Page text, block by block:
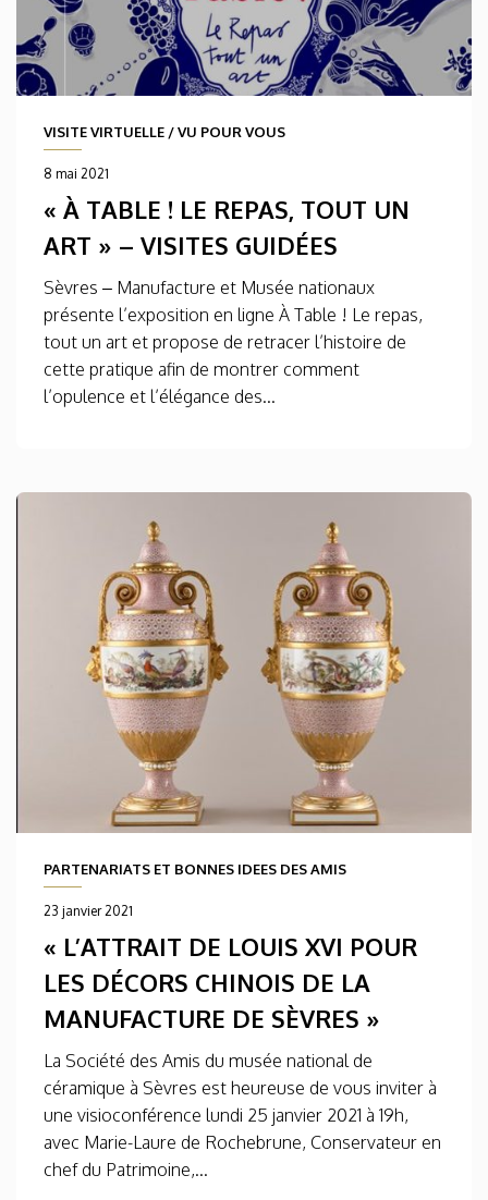
VISITE VIRTUELLE /VU POUR VOUS
8 mai 2021
« À TABLE ! LE REPAS, TOUT UN
ART » – VISITES GUIDÉES
Sèvres – Manufacture et Musée nationaux
présente l’exposition en ligne À Table ! Le repas,
tout un art et propose de retracer l’histoire de
cette pratique afin de montrer comment
l’opulence et l’élégance des...
PARTENARIATS ET BONNES IDEES DES AMIS
23 janvier 2021
« L’ATTRAIT DE LOUIS XVI POUR
LES DÉCORS CHINOIS DE LA
MANUFACTURE DE SÈVRES »
La Société des Amis du musée national de
céramique à Sèvres est heureuse de vous inviter à
une visioconférence lundi 25 janvier 2021 à 19h,
avec Marie-Laure de Rochebrune, Conservateur en
chef du Patrimoine,...